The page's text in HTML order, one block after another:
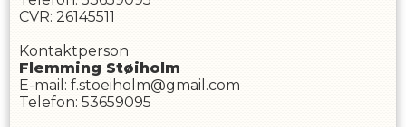
CVR: 26145511
Kontaktperson
Flemming Støiholm
E-mail : f.stoeiholm@gmail.com
Telefon: 53659095